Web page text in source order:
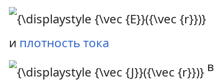
и плотность тока
в